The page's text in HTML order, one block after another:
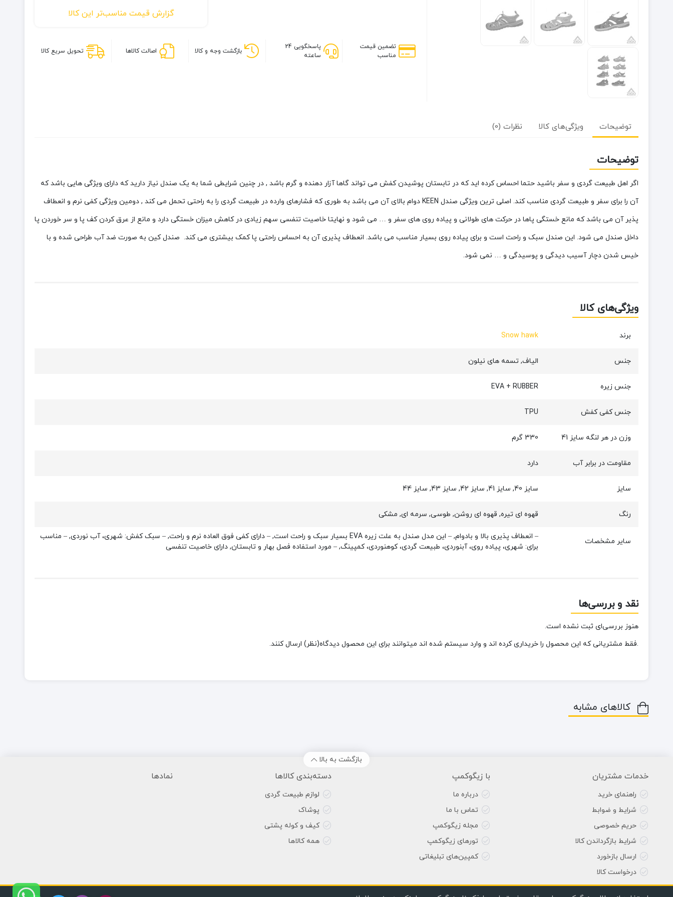
مدل
گزارش قیمت مناسب‌تر این کالا
تضمین قیمت
مناسب
پاسخگویی 24
ساعته
بازگشت وجه و کالا اصالت کالاها تحویل سریع کالا
توضیحات ویژگی‌های کالا نظرات (0)
توضیحات
اگر اهل طبیعت گردی و سفر باشید حتما احساس کرده اید که در تابستان پوشیدن کفش می تواند گاها آزار دهنده و گرم باشد , در چنین شرایطی شما به یک صندل نیاز دارید که دارای ویژگی هایی باشد که
آن را برای سفر و طبیعت گردی مناسب کند. اصلی ترین ویژگی صندلKEEN دوام بالای آن می باشد به طوری که فشارهای وارده در طبیعت گردی را به راحتی تحمل می کند , دومین ویژگی کفی نرم و انعطاف
پذیر آن می باشد که مانع خستگی پاها در حرکت های طولانی و پیاده روی های سفر و … می شود و نهایتا خاصیت تنفسی سهم زیادی در کاهش میزان خستگی داردو مانع از عرق کردن کف پا و سر خوردن پا
داخل صندل می شود. این صندل سبک و راحت است و برای پیاده روی بسیار مناسب می باشد. انعطاف پذیری آن به احساس راحتی پا کمک بیشتری می کند. صندل کین به صورت ضد آب طراحی شده و با
خیس شدن دچار آسیب دیدگی و پوسیدگی و … نمی شود.
ویژگی‌های کالا
برند Snow hawk
جنس الیاف, تسمه های نیلون
جنس زیره EVA + RUBBER
جنس کفی کفش TPU
وزن در هر لنگه سایز 41 330 گرم
مقاومت در برابر آب دارد
سایز سایز 40, سایز 41, سایز 42, سایز 43, سایز 44
رنگ قهوه ای تیره, قهوه ای روشن, طوسی, سرمه ای, مشکی
سایر مشخصات
– انعطاف پذیری بالا و بادوام, – این مدل صندل به علت زیره EVA بسیار سبک و راحت است, – دارای کفی فوق العاده نرم و راحت, – سبک کفش: شهری، آب نوردی, – مناسب
برای: شهری، پیاده روی، آبنوردی، طبیعت گردی، کوهنوردی، کمپینگ, – مورد استفاده فصل بهار و تابستان, دارای خاصیت تنفسی
نقد و بررسی‌ها
هنوز بررسی‌ای ثبت نشده است.
.فقط مشتریانی که این محصول را خریداری کرده اند و وارد سیستم شده اند میتوانند برای این محصول دیدگاه(نظر) ارسال کنند.
کالاهای مشابه
بازگشت به بالا
خدمات مشتریان
راهنمای خرید
شرایط و ضوابط
حریم خصوصی
شرایط بازگرداندن کالا
ارسال بازخورد
درخواست کالا
با زیگوکمپ
درباره ما
تماس با ما
مجله زیگوکمپ
تورهای زیگوکمپ
کمپین‌های تبلیغاتی
دسته‌بندی کالاها
لوازم طبیعت گردی
پوشاک
کیف و کوله پشتی
همه کالاها
نمادها